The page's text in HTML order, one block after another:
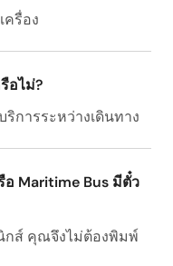
ครื่อง
อไม่?
การระหว่างเดินทาง
Maritime Bus มีตั๋ว
กส์ คุณจึงไม่ต้องพิมพ์